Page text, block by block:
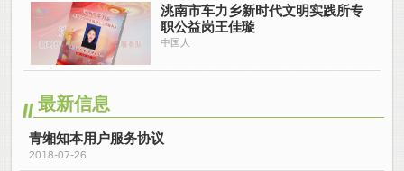
洮南市车力乡新时代文明实践所专
职公益岗王佳璇
中国人
最新信息
青缃知本用户服务协议
2018-07-26